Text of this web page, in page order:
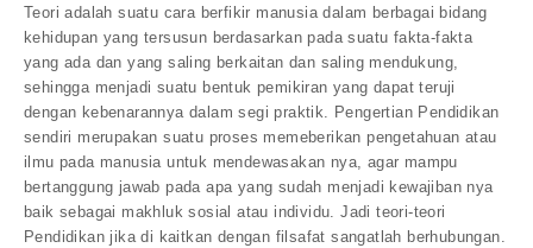
Teori adalah suatu cara berfikir manusia dalam berbagai bidang
kehidupan yang tersusun berdasarkan pada suatu fakta-fakta
yang ada dan yang saling berkaitan dan saling mendukung,
sehingga menjadi suatu bentuk pemikiran yang dapat teruji
dengan kebenarannya dalam segi praktik. Pengertian Pendidikan
sendiri merupakan suatu proses memeberikan pengetahuan atau
ilmu pada manusia untuk mendewasakan nya, agar mampu
bertanggung jawab pada apa yang sudah menjadi kewajiban nya
baik sebagai makhluk sosial atau individu. Jadi teori-teori
Pendidikan jika di kaitkan dengan filsafat sangatlah berhubungan.